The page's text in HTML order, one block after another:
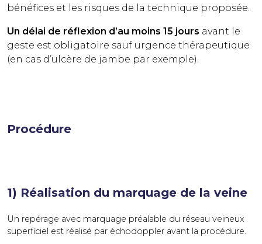
bénéfices et les risques de la technique proposée.
Un délai de réflexion d’au moins 15 jours avant le
geste est obligatoire sauf urgence thérapeutique
(en cas d’ulcère de jambe par exemple).
Procédure
1) Réalisation du marquage de la veine
Un repérage avec marquage préalable du réseau veineux
superficiel est réalisé par échodoppler avant la procédure.